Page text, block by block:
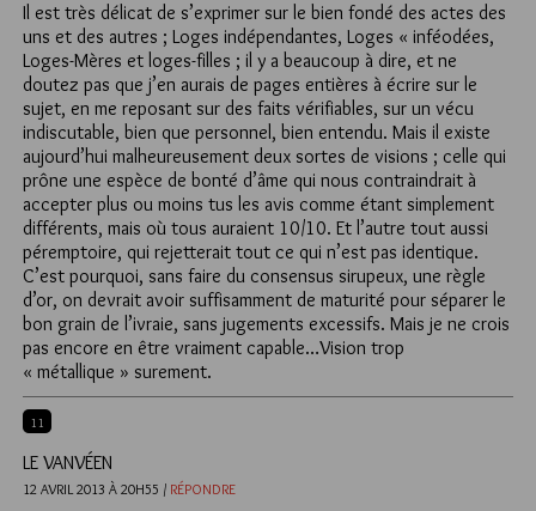
Il est très délicat de s’exprimer sur le bien fondé des actes des
uns et des autres ; Loges indépendantes, Loges « inféodées,
Loges-Mères et loges-filles ; il y a beaucoup à dire, et ne
doutez pas que j’en aurais de pages entières à écrire sur le
sujet, en me reposant sur des faits vérifiables, sur un vécu
indiscutable, bien que personnel, bien entendu. Mais il existe
aujourd’hui malheureusement deux sortes de visions ; celle qui
prône une espèce de bonté d’âme qui nous contraindrait à
accepter plus ou moins tus les avis comme étant simplement
différents, mais où tous auraient 10/10. Et l’autre tout aussi
péremptoire, qui rejetterait tout ce qui n’est pas identique.
C’est pourquoi, sans faire du consensus sirupeux, une règle
d’or, on devrait avoir suffisamment de maturité pour séparer le
bon grain de l’ivraie, sans jugements excessifs. Mais je ne crois
pas encore en être vraiment capable…Vision trop
« métallique » surement.
11
LE VANVÉEN
12 AVRIL 2013 À 20H55 / RÉPONDRE